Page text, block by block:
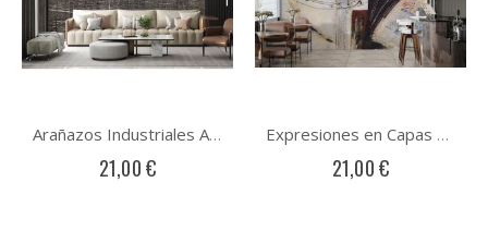
Arañazos Industriales Arte Abstracto
21,00 €
Expresiones en Capas Arte Abstracto
21,00 €